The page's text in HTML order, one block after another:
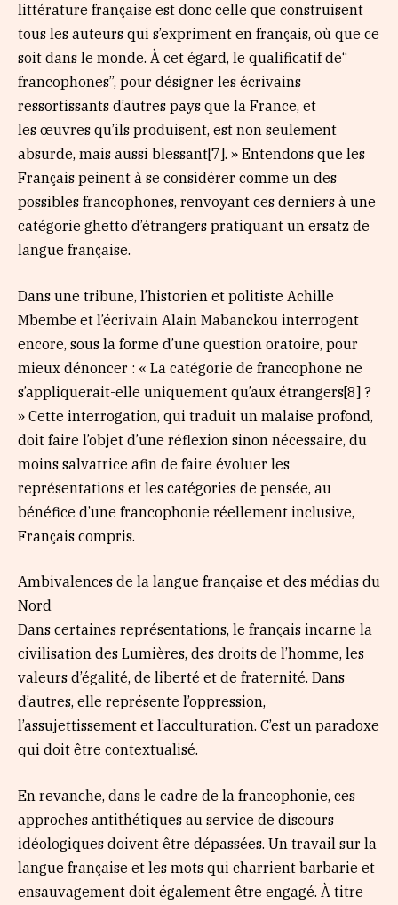
littérature française est donc celle que construisent
tous les auteurs qui s’expriment en français, où que ce
soit dans le monde. À cet égard, le qualificatif de“
francophones”, pour désigner les écrivains
ressortissants d’autres pays que la France, et
les œuvres qu’ils produisent, est non seulement
absurde, mais aussi blessant[7]. » Entendons que les
Français peinent à se considérer comme un des
possibles francophones, renvoyant ces derniers à une
catégorie ghetto d’étrangers pratiquant un ersatz de
langue française.
Dans une tribune, l’historien et politiste Achille
Mbembe et l’écrivain Alain Mabanckou interrogent
encore, sous la forme d’une question oratoire, pour
mieux dénoncer : « La catégorie de francophone ne
s’appliquerait-elle uniquement qu’aux étrangers[8] ?
» Cette interrogation, qui traduit un malaise profond,
doit faire l’objet d’une réflexion sinon nécessaire, du
moins salvatrice afin de faire évoluer les
représentations et les catégories de pensée, au
bénéfice d’une francophonie réellement inclusive,
Français compris.
Ambivalences de la langue française et des médias du
Nord
Dans certaines représentations, le français incarne la
civilisation des Lumières, des droits de l’homme, les
valeurs d’égalité, de liberté et de fraternité. Dans
d’autres, elle représente l’oppression,
l’assujettissement et l’acculturation. C’est un paradoxe
qui doit être contextualisé.
En revanche, dans le cadre de la francophonie, ces
approches antithétiques au service de discours
idéologiques doivent être dépassées. Un travail sur la
langue française et les mots qui charrient barbarie et
ensauvagement doit également être engagé. À titre